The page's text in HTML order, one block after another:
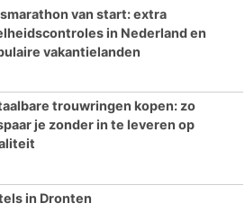
van start: extra
in Nederland en
vakantielanden
trouwringen kopen: zo
je zonder in te leveren op
in Dronten